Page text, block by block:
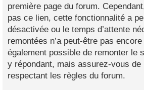
première page du forum.
pas ce lien, cette fonctionnalité a
désactivée ou le temps d’attente
remontées n’a peut-être pas
également possible de remonter le
y répondant, mais assurez-vous de
respectant les règles du forum.